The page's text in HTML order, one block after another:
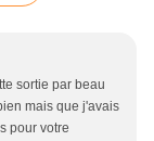
sortie par beau
mais que j'avais
pour votre